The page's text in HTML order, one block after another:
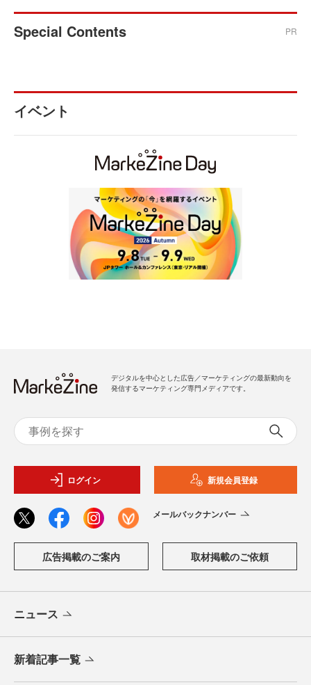
Special Contents PR
イベント
デジタルを中心とした広告／マーケティングの最新動向を
発信するマーケティング専門メディアです。
ログイン 新規会員登録
メールバックナンバー
広告掲載のご案内 取材掲載のご依頼
ニュース
新着記事一覧